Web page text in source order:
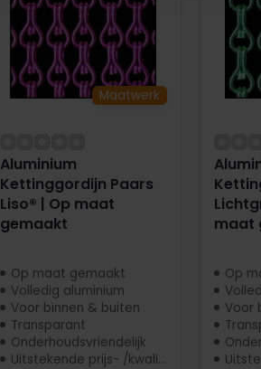
Maatwerk
Aluminium
Kettinggordijn Paars
Liso® | Op maat
gemaakt
Op maat gemaakt
Volledig aluminium
Voor binnen & buiten
Transparant
Onderhoudsvriendelijk
Uitstekende prijs- /kwaliteit
maat
Op
Voor